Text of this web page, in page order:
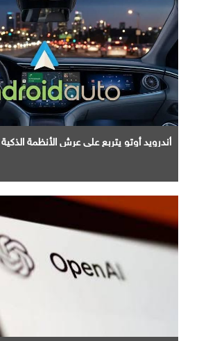
أندرويد أوتو يتربع علي عرش الأنظمة